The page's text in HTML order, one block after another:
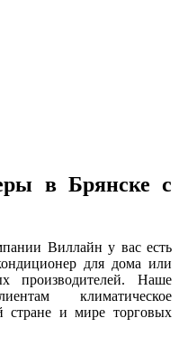
в Брянске с
Виллайн у вас есть
для дома или
производителей. Наше
климатическое
стране и мире торговых